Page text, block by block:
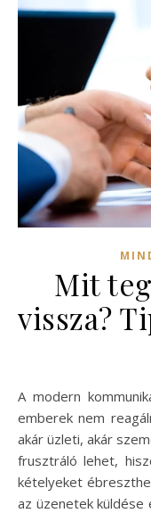
Mit
vissza?
A modern kommunikáció világában előfordulhat, hogy az
emberek nem
akár üzleti, akár
frusztráló lehet,
kételyeket
az üzenetek